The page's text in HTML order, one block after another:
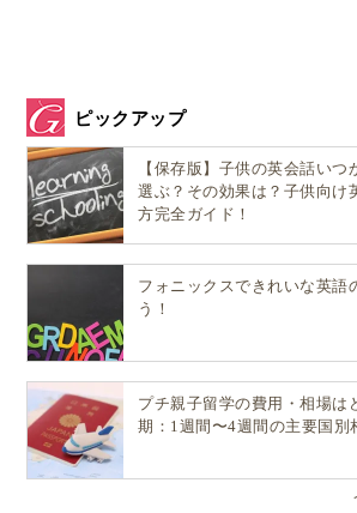
術などが世界でも指折りの多さ
ブラジル人が医療を頼る３つの
ピックアップ
【保存版】子供の英会話いつ
選ぶ？その効果は？子供向け
方完全ガイド！
フォニックスできれいな英語
う！
プチ親子留学の費用・相場
期：1週間〜4週間の主要国別